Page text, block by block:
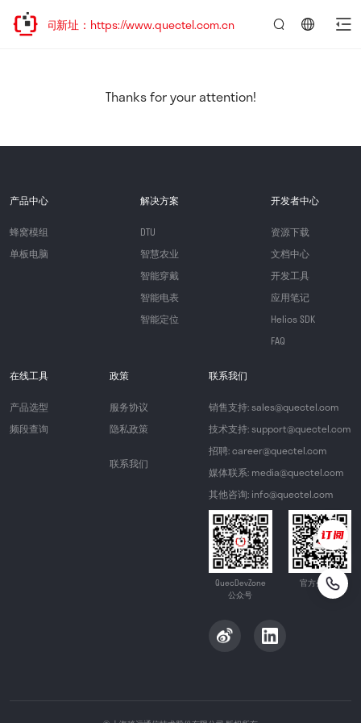
欢迎访问新址：https://www.quectel.com.cn
Thanks for your attention!
产品中心
蜂窝模组
单板电脑
解决方案
DTU
智慧农业
智能穿戴
智能电表
智能定位
开发者中心
资源下载
文档中心
开发工具
应用笔记
Helios SDK
FAQ
在线工具
产品选型
频段查询
政策
服务协议
隐私政策
联系我们
联系我们
销售支持: sales@quectel.com
技术支持: support@quectel.com
招聘: career@quectel.com
媒体联系: media@quectel.com
其他咨询: info@quectel.com
QuecDevZone
公众号
官方公众号